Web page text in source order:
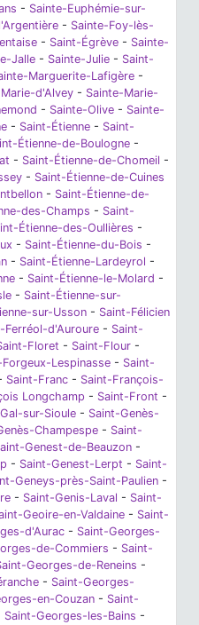
- Sainte-Euphémie-sur-
- Sainte-Foy-lès-
- Saint-Égrève - Sainte-
Jalle - Sainte-Julie - Saint-
Marguerite-Lafigère -
d'Alvey - Sainte-Marie-
- Sainte-Olive - Sainte-
- Saint-Étienne - Saint-
Étienne-de-Boulogne -
- Saint-Étienne-de-Chomeil -
- Saint-Étienne-de-Cuines
- Saint-Étienne-de-
des-Champs - Saint-
Étienne-des-Oullières -
- Saint-Étienne-du-Bois -
- Saint-Étienne-Lardeyrol -
- Saint-Étienne-le-Molard -
- Saint-Étienne-sur-
sur-Usson - Saint-Félicien
Ferréol-d'Auroure - Saint-
Floret - Saint-Flour -
Forgeux-Lespinasse - Saint-
Saint-Franc - Saint-François-
Longchamp - Saint-Front -
sur-Sioule - Saint-Genès-
Champespe - Saint-
Genest-de-Beauzon -
- Saint-Genest-Lerpt - Saint-
Geneys-près-Saint-Paulien -
- Saint-Genis-Laval - Saint-
Geoire-en-Valdaine - Saint-
d'Aurac - Saint-Georges-
de-Commiers - Saint-
Georges-de-Reneins -
- Saint-Georges-
en-Couzan - Saint-
Saint-Georges-les-Bains -